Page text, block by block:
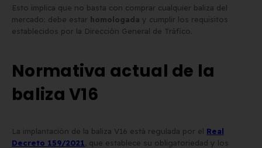
Esto implica que no basta con comprar cualquier baliza del
mercado: debe estar homologada y cumplir los requisitos
establecidos por la Dirección General de Tráfico.
Normativa actual de la
baliza V16
La implantación de la baliza V16 está regulada por el Real
Decreto 159/2021 , que establece su obligatoriedad y los